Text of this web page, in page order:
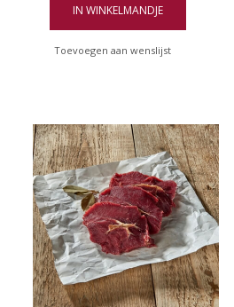
IN WINKELMANDJE
Toevoegen aan wenslijst